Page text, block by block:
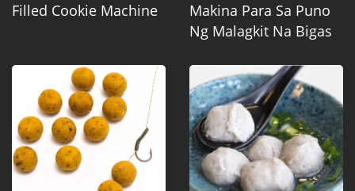
Filled Cookie Machine
Makina Para Sa Puno
Ng Malagkit Na Bigas